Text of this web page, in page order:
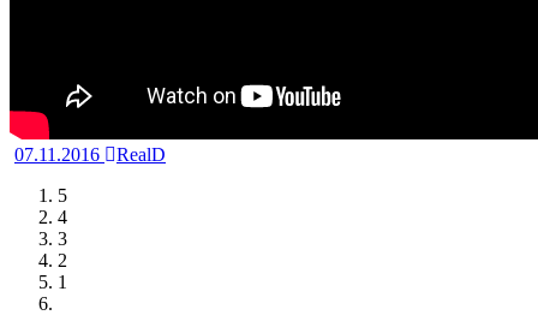
07.11.2016
RealD
5
4
3
2
1